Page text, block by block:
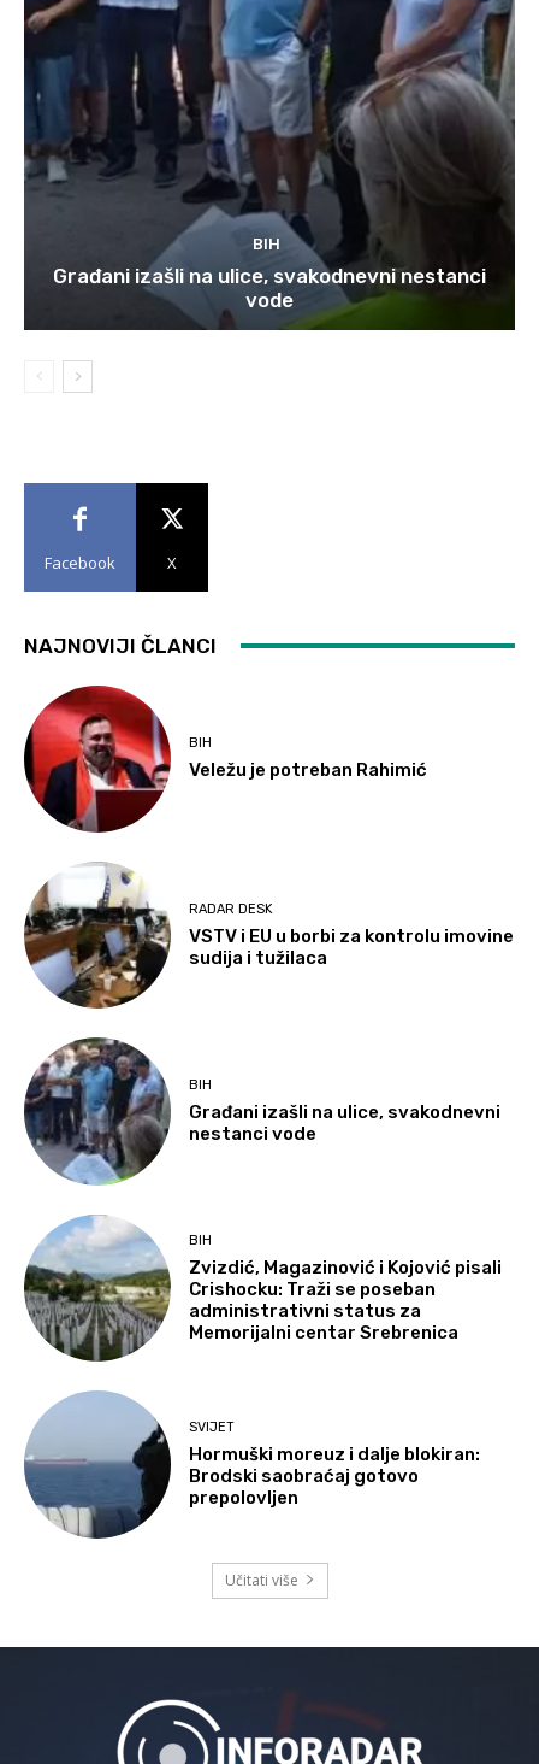
BIH
Građani izašli na ulice, svakodnevni nestanci
vode
Facebook X
NAJNOVIJI ČLANCI
BIH
Veležu je potreban Rahimić
RADAR DESK
VSTV i EU u borbi za kontrolu imovine
sudija i tužilaca
BIH
Građani izašli na ulice, svakodnevni
nestanci vode
BIH
Zvizdić, Magazinović i Kojović pisali
Crishocku: Traži se poseban
administrativni status za
Memorijalni centar Srebrenica
SVIJET
Hormuški moreuz i dalje blokiran:
Brodski saobraćaj gotovo
prepolovljen
Učitati više